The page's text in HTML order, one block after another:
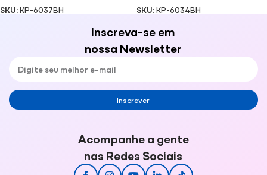
SKU:KP-6037BH SKU:KP-6034BH
Inscreva-se em
nossa Newsletter
Inscrever
Acompanhe a gente
nas Redes Sociais